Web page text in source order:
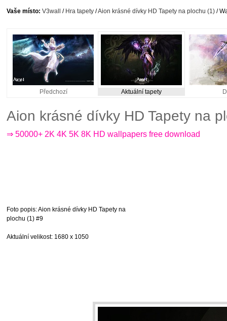
Vaše místo: V3wall / Hra tapety /Aion krásné dívky HD Tapety na plochu (1) /
Předchozí Aktuální tapety
Aion krásné dívky HD Tapety na
⇒ 50000+ 2K 4K 5K 8K HD wallpapers free download
Foto popis: Aion krásné dívky HD Tapety na
plochu (1) #9
Aktuální velikost: 1680 x 1050